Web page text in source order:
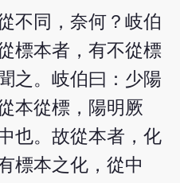
不同，奈何？岐伯
標本者，有不從標
之。岐伯曰：少陽
本從標，陽明厥
也。故從本者，化
標本之化，從中